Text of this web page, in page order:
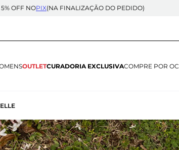
5% OFF NOPIX(NA FINALIZAÇÃO DO PEDIDO)
OUTLETCURADORIA EXCLUSIVACOMPRE POR